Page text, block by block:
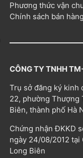
Phương thức vận
Chính sách bán hàng
CÔNG TY TNHH
Trụ sở đăng ký kinh
22, phường Thượng
Biên, thành phố Hà
Chứng nhận ĐKKD
ngày 24/08/2012 tại
Long Biên